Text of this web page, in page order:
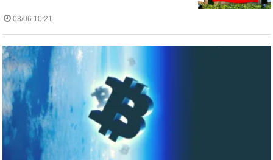
08/06 10:21